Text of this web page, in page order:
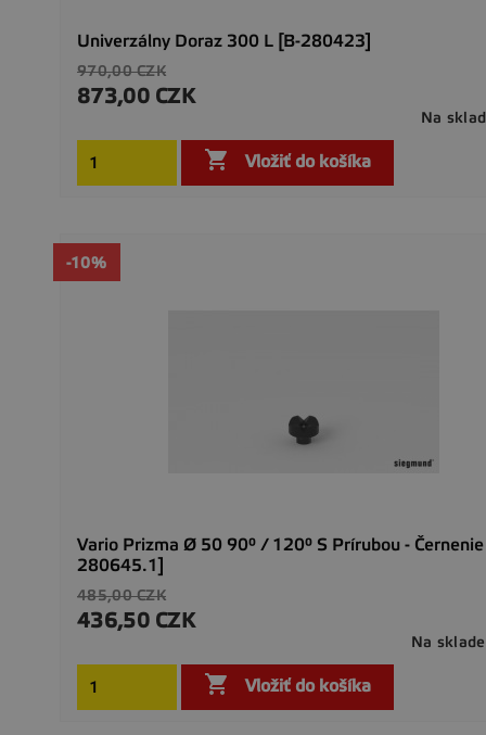
Univerzálny Doraz 300 L [B-280423]
Základná
cena
970,00 CZK
Cena
873,00 CZK
Na
 Vložiť do košíka
Vario Prizma Ø 50 90° / 120° S Prírubou -
280645.1]
Základná
cena
485,00 CZK
-10%
Cena
436,50 CZK
Na sklade
 Vložiť do košíka